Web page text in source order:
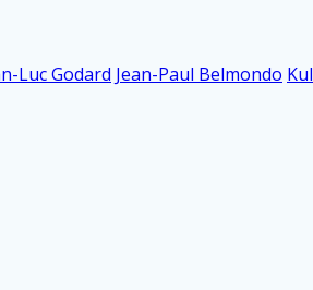
Luc Godard Jean-Paul Belmondo